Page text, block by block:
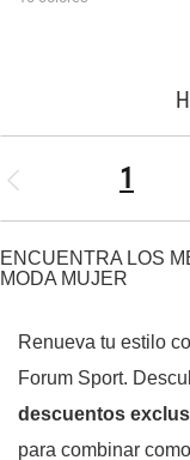
1
ENCUENTRA LOS
MODA MUJER
Renueva tu estilo
Forum Sport.
descuentos
para combinar